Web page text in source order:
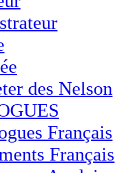
des Nelson
Français
Français